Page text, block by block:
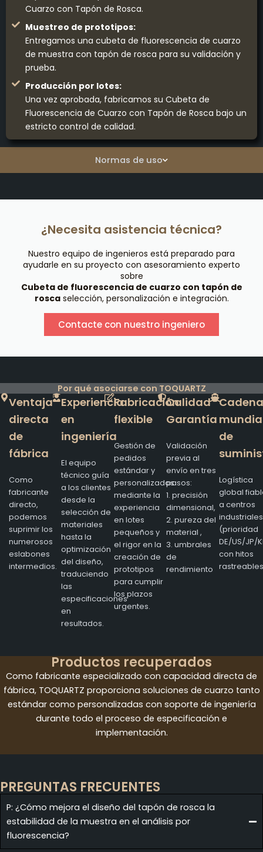
Normas de uso
Cuarzo con Tapón de Rosca.
Muestreo de prototipos:
Entregamos una cubeta de fluorescencia de cuarzo
de muestra con tapón de rosca para su validación y
prueba.
Producción por lotes:
Una vez aprobada, fabricamos su Cubeta de
Fluorescencia de Cuarzo con Tapón de Rosca bajo un
estricto control de calidad.
¿Necesita asistencia técnica?
Nuestro equipo de ingenieros está preparado para
ayudarle en su proyecto con asesoramiento experto
sobre
Cubeta de fluorescencia de cuarzo con tapón de
roscaselección, personalización e integración.
Contacte con nuestro ingeniero
Por qué asociarse con TOQUARTZ
Ventaja
directa
de
fábrica
Como
fabricante
directo,
podemos
suprimir los
numerosos
eslabones
intermedios.
Experiencia
en
ingeniería
El equipo
técnico guía
a los clientes
desde la
selección de
materiales
hasta la
optimización
del diseño,
traduciendo
las
especificaciones
en
resultados.
Fabricación
flexible
Gestión de
pedidos
estándar y
personalizados
mediante la
experiencia
en lotes
pequeños y
el rigor en la
creación de
prototipos
para cumplir
los plazos
urgentes.
Calidad
Garantía
Validación
previa al
envío en tres
pasos:
1. precisión
dimensional,
2. pureza del
material ,
3. umbrales
de
rendimiento
Cadena
de
Logística
global
a centros
industriales
(prioridad
DE/US/JP/
con hitos
Productos recuperados
Como fabricante especializado con capacidad directa de
fábrica, TOQUARTZ proporciona soluciones de cuarzo tanto
estándar como personalizadas con soporte de ingeniería
durante todo el proceso de especificación e
implementación.
PREGUNTAS FRECUENTES
P: ¿Cómo mejora el diseño del tapón de rosca la
estabilidad de la muestra en el análisis por
fluorescencia?